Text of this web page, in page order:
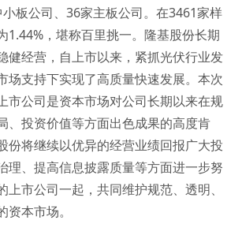
板公司、36家主板公司。在3461家样
1.44%，堪称百里挑一。隆基股份长期
健经营，自上市以来，紧抓光伏行业发
场支持下实现了高质量快速发展。本次
市公司是资本市场对公司长期以来在规
、投资价值等方面出色成果的高度肯
份将继续以优异的经营业绩回报广大投
理、提高信息披露质量等方面进一步努
上市公司一起，共同维护规范、透明、
本市场。